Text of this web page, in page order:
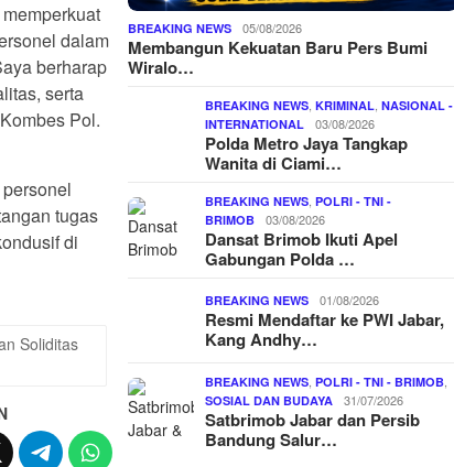
dalam
berharap
serta
Pol.
tugas
di
Soliditas
BREAKING NEWS 05/08/2026
Membangun Kekuatan Baru Pers Bumi
Wiralo…
BREAKING NEWS ,KRIMINAL ,NASIONAL -
INTERNATIONAL
03/08/2026
Polda Metro Jaya Tangkap
Wanita di Ciami…
BREAKING NEWS ,POLRI - TNI -
BRIMOB
03/08/2026
Dansat Brimob Ikuti Apel
Gabungan Polda …
BREAKING NEWS 01/08/2026
Resmi Mendaftar ke PWI Jabar,
Kang Andhy…
BREAKING NEWS ,POLRI - TNI - BRIMOB
SOSIAL DAN BUDAYA 31/07/2026
Satbrimob Jabar dan Persib
Bandung Salur…